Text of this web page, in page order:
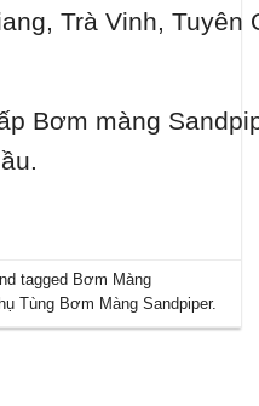
Trà Vinh,
Bơm màng
tagged Bơm Màng
Tùng Bơm Màng Sandpiper.